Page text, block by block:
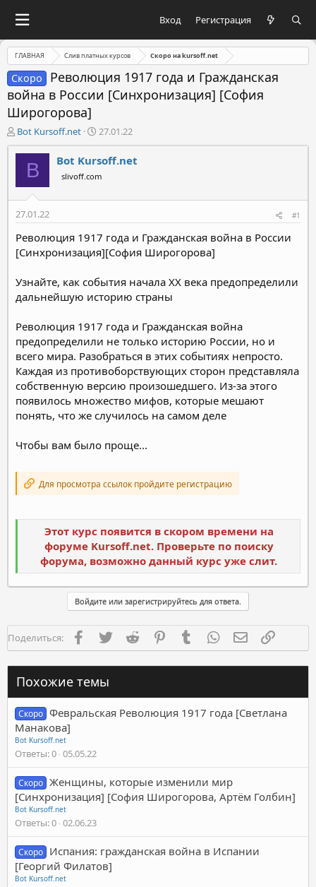
Вход Регистрация
ГЛАВНАЯ Слив платных курсов Скоро на kursoff.net
Скоро
Революция 1917 года и Гражданская
война в России [Синхронизация] [София
Широгорова]
А
в
т
м
ы
Bot Kursoff.net
Д
а
т
а
н
а
л
а
27.01.22
B Bot Kursoff.net
slivoff.com
27.01.22 #1
Революция 1917 года и Гражданская война в России
[Синхронизация][София Широгорова]
Узнайте, как события начала XX века предопределили
дальнейшую историю страны
Революция 1917 года и Гражданская война
предопределили не только историю России, но и
всего мира. Разобраться в этих событиях непросто.
Каждая из противоборствующих сторон представляла
собственную версию произошедшего. Из-за этого
появилось множество мифов, которые мешают
понять, что же случилось на самом деле
Чтобы вам было проще...
Для просмотра ссылок пройдите регистрацию
Этот курс появится в скором времени на
форуме Kursoff.net. Проверьте по поиску
форума, возможно данный курс уже слит.
Войдите или зарегистрируйтесь для ответа.
Поделиться: FacebookTwitter Reddit PinterestTumblr WhatsAppЭлектронная
Похожие темы
Скоро Февральская Революция 1917 года [Светлана
Манакова]
Bot Kursoff.net
Ответы 0 05.05.22
Скоро Женщины, которые изменили мир
[Синхронизация] [София Широгорова, Артём Голбин]
Bot Kursoff.net
Ответы 0 02.06.23
Скоро Испания: гражданская война в Испании
[Георгий Филатов]
Bot Kursoff.net